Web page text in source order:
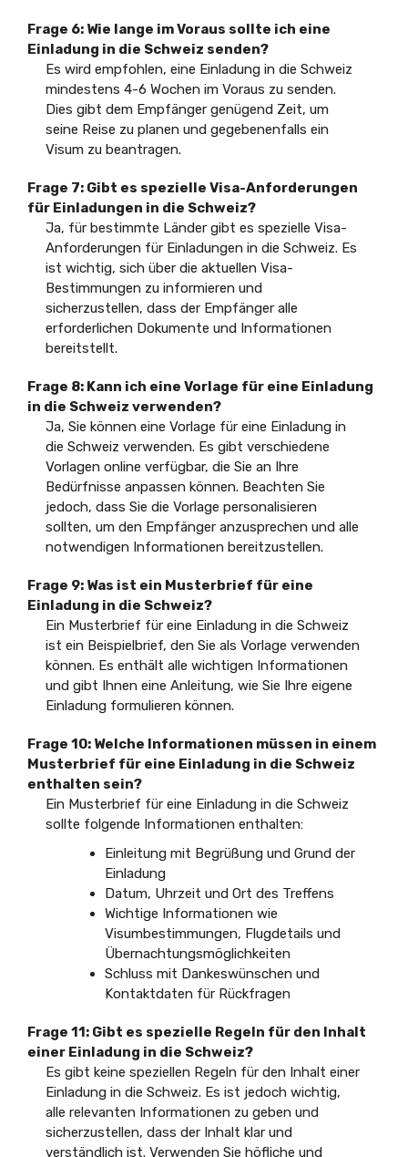
Frage 6: Wie lange im Voraus sollte ich eine
Einladung in die Schweiz senden?
Es wird empfohlen, eine Einladung in die Schweiz
mindestens 4-6 Wochen im Voraus zu senden.
Dies gibt dem Empfänger genügend Zeit, um
seine Reise zu planen und gegebenenfalls ein
Visum zu beantragen.
Frage 7: Gibt es spezielle Visa-Anforderungen
für Einladungen in die Schweiz?
Ja, für bestimmte Länder gibt es spezielle Visa-
Anforderungen für Einladungen in die Schweiz. Es
ist wichtig, sich über die aktuellen Visa-
Bestimmungen zu informieren und
sicherzustellen, dass der Empfänger alle
erforderlichen Dokumente und Informationen
bereitstellt.
Frage 8: Kann ich eine Vorlage für eine Einladung
in die Schweiz verwenden?
Ja, Sie können eine Vorlage für eine Einladung in
die Schweiz verwenden. Es gibt verschiedene
Vorlagen online verfügbar, die Sie an Ihre
Bedürfnisse anpassen können. Beachten Sie
jedoch, dass Sie die Vorlage personalisieren
sollten, um den Empfänger anzusprechen und alle
notwendigen Informationen bereitzustellen.
Frage 9: Was ist ein Musterbrief für eine
Einladung in die Schweiz?
Ein Musterbrief für eine Einladung in die Schweiz
ist ein Beispielbrief, den Sie als Vorlage verwenden
können. Es enthält alle wichtigen Informationen
und gibt Ihnen eine Anleitung, wie Sie Ihre eigene
Einladung formulieren können.
Frage 10: Welche Informationen müssen in einem
Musterbrief für eine Einladung in die Schweiz
enthalten sein?
Ein Musterbrief für eine Einladung in die Schweiz
sollte folgende Informationen enthalten:
Einleitung mit Begrüßung und Grund der
Einladung
Datum, Uhrzeit und Ort des Treffens
Wichtige Informationen wie
Visumbestimmungen, Flugdetails und
Übernachtungsmöglichkeiten
Schluss mit Dankeswünschen und
Kontaktdaten für Rückfragen
Frage 11: Gibt es spezielle Regeln für den Inhalt
einer Einladung in die Schweiz?
Es gibt keine speziellen Regeln für den Inhalt einer
Einladung in die Schweiz. Es ist jedoch wichtig,
alle relevanten Informationen zu geben und
sicherzustellen, dass der Inhalt klar und
verständlich ist. Verwenden Sie höfliche und